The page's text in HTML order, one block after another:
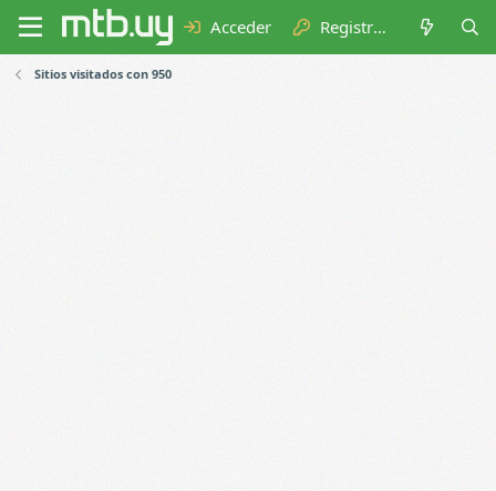
Acceder Registrarse
Sitios visitados con 950